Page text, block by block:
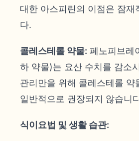
대한 아스피린의 이점은 잠재
다.
콜레스테롤 약물: 페노피브레
하 약물)는 요산 수치를 감소
관리만을 위해 콜레스테롤 약
일반적으로 권장되지 않습니
식이요법 및 생활 습관: